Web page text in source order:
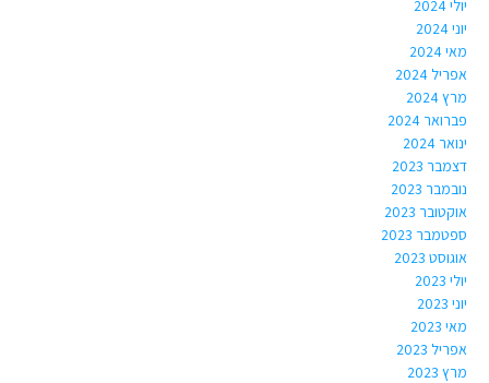
יולי 2024
יוני 2024
מאי 2024
אפריל 2024
מרץ 2024
פברואר 2024
ינואר 2024
דצמבר 2023
נובמבר 2023
אוקטובר 2023
ספטמבר 2023
אוגוסט 2023
יולי 2023
יוני 2023
מאי 2023
אפריל 2023
מרץ 2023